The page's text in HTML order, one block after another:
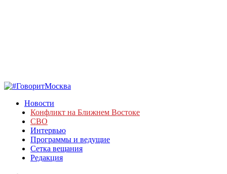
Новости
Конфликт на Ближнем Востоке
СВО
Интервью
Программы и ведущие
Сетка вещания
Редакция